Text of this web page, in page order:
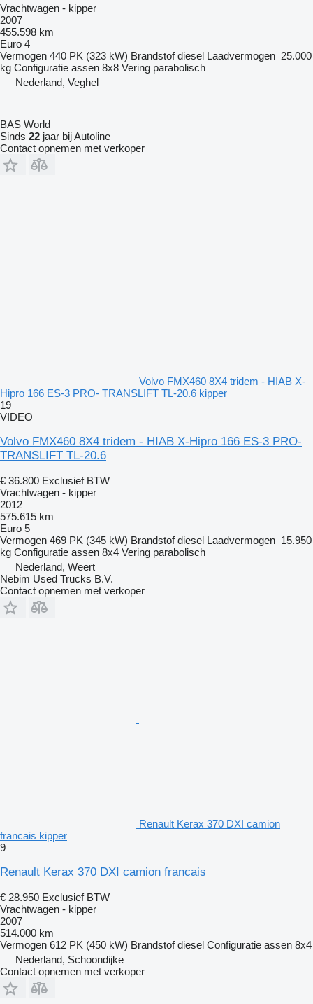
Vrachtwagen - kipper
2007
455.598 km
Euro 4
Vermogen 440 PK (323 kW) Brandstof diesel Laadvermogen 25.000
kg Configuratie assen 8x8 Vering parabolisch
Nederland, Veghel
BAS World
Sinds 22 jaar bij Autoline
Contact opnemen met verkoper
Volvo FMX460 8X4 tridem - HIAB X-
Hipro 166 ES-3 PRO- TRANSLIFT TL-20.6 kipper
19
VIDEO
Volvo FMX460 8X4 tridem - HIAB X-Hipro 166 ES-3 PRO-
TRANSLIFT TL-20.6
€ 36.800 Exclusief BTW
Vrachtwagen - kipper
2012
575.615 km
Euro 5
Vermogen 469 PK (345 kW) Brandstof diesel Laadvermogen 15.950
kg Configuratie assen 8x4 Vering parabolisch
Nederland, Weert
Nebim Used Trucks B.V.
Contact opnemen met verkoper
Renault Kerax 370 DXI camion
francais kipper
9
Renault Kerax 370 DXI camion francais
€ 28.950 Exclusief BTW
Vrachtwagen - kipper
2007
514.000 km
Vermogen 612 PK (450 kW) Brandstof diesel Configuratie assen 8x4
Nederland, Schoondijke
Contact opnemen met verkoper